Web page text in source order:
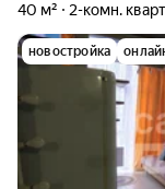
40 м² 2-комн.
новостройка